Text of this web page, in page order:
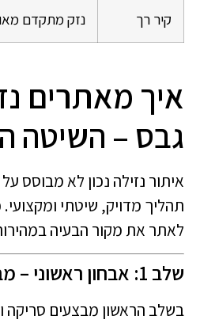
קיר רך נזק מתקדם
איך מאתרים
גבס – השיטה
איתור נזילה נכון לא מבוסס
תהליך מדויק, שיטתי
לאתר את מקור הבעיה
שלב 1: אבחון ראשוני – מבט שמגלה הרבה
בשלב הראשון מבצעים סריקה